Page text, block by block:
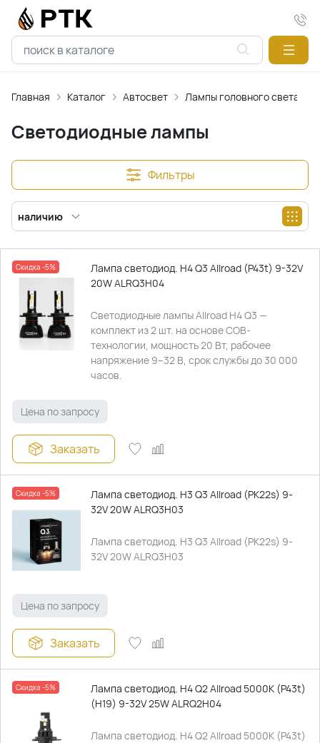
Главная Каталог Автосвет Лампы головного света
Светодиодные лампы
Фильтры
наличию
Скидка -5%
Лампа светодиод. H4 Q3 Allroad (P43t) 9-32V
20W ALRQ3H04
Светодиодные лампы Allroad H4 Q3 —
комплект из 2 шт. на основе COB-
технологии, мощность 20 Вт, рабочее
напряжение 9–32 В, срок службы до 30 000
часов.
Цена по запросу
Заказать
Скидка -5%
Лампа светодиод. H3 Q3 Allroad (PK22s) 9-
32V 20W ALRQ3H03
Лампа светодиод. H3 Q3 Allroad (PK22s) 9-
32V 20W ALRQ3H03
Цена по запросу
Заказать
Скидка -5%
Лампа светодиод. H4 Q2 Allroad 5000К (P43t)
(Н19) 9-32V 25W ALRQ2H04
Лампа светодиод. H4 Q2 Allroad 5000К (P43t)